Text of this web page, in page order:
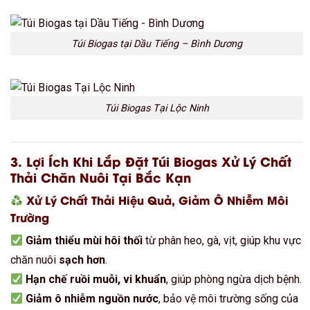
Túi Biogas tại Dầu Tiếng – Bình Dương
Túi Biogas Tại Lộc Ninh
3. Lợi Ích Khi Lắp Đặt Túi Biogas Xử Lý Chất
Thải Chăn Nuôi Tại Bắc Kạn
Xử Lý Chất Thải Hiệu Quả, Giảm Ô Nhiễm Môi
Trường
Giảm thiểu mùi hôi thối từ phân heo, gà, vịt, giúp khu vực
chăn nuôi sạch hơn.
Hạn chế ruồi muỗi, vi khuẩn, giúp phòng ngừa dịch bệnh.
Giảm ô nhiễm nguồn nước, bảo vệ môi trường sống của